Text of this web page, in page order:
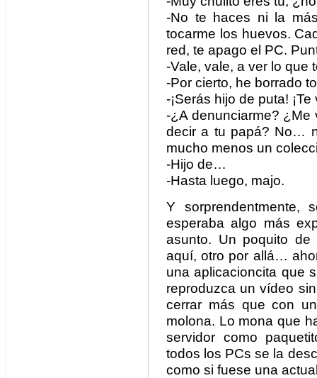
-No te haces ni la
tocarme los huevos.
red, te apago el PC.
-Vale, vale, a ver lo que
-Por cierto, he borrado
-¡Serás hijo de puta!
-¿A denunciarme?
decir a tu papá? No…
mucho menos un
-Hijo de…
-Hasta luego, majo.
Y sorprendentmente,
esperaba algo más
asunto. Un poquito
aquí, otro por allá…
una aplicacioncita que
reproduzca un vídeo
cerrar más que con
molona. Lo mona que
servidor como
todos los PCs se la
como si fuese una